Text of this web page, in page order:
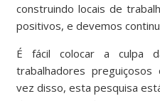
construindo locais de
positivos, e devemos
É fácil colocar a culpa
trabalhadores
vez disso, esta pesquisa